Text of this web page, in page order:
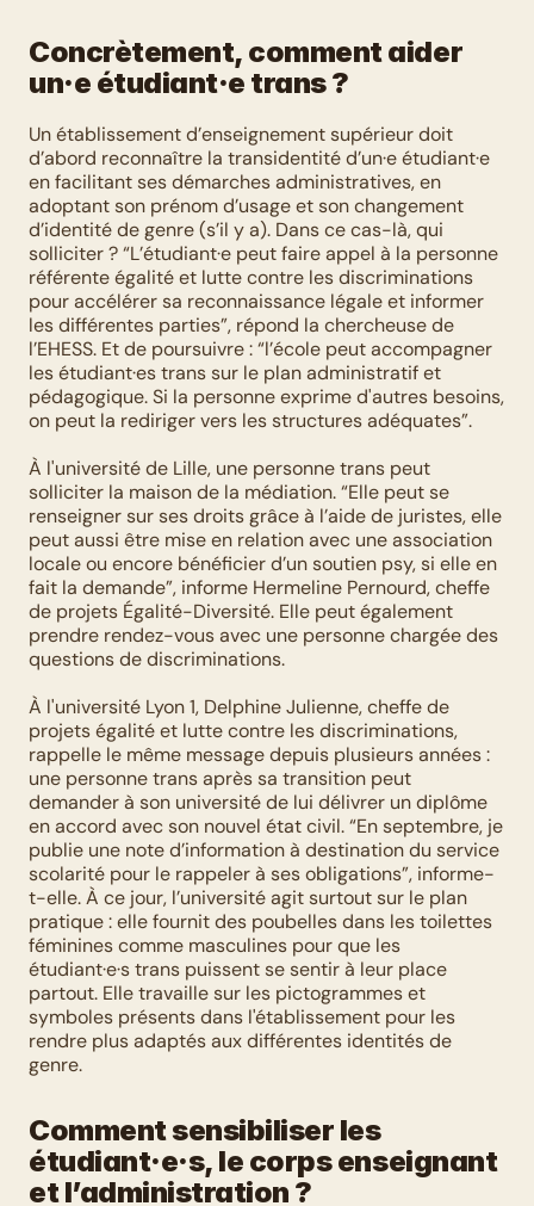
Concrètement, comment aider
un·e étudiant·e trans ?
Un établissement d’enseignement supérieur doit
d’abord reconnaître la transidentité d’un·e étudiant·e
en facilitant ses démarches administratives, en
adoptant son prénom d’usage et son changement
d’identité de genre (s’il y a). Dans ce cas-là, qui
solliciter ? “L’étudiant·e peut faire appel à la personne
référente égalité et lutte contre les discriminations
pour accélérer sa reconnaissance légale et informer
les différentes parties”, répond la chercheuse de
l’EHESS. Et de poursuivre : “l’école peut accompagner
les étudiant·es trans sur le plan administratif et
pédagogique. Si la personne exprime d'autres besoins,
on peut la rediriger vers les structures adéquates”.
À l'université de Lille, une personne trans peut
solliciter la maison de la médiation. “Elle peut se
renseigner sur ses droits grâce à l’aide de juristes, elle
peut aussi être mise en relation avec une association
locale ou encore bénéficier d’un soutien psy, si elle en
fait la demande”, informe Hermeline Pernourd, cheffe
de projets Égalité-Diversité. Elle peut également
prendre rendez-vous avec une personne chargée des
questions de discriminations.
À l'université Lyon 1, Delphine Julienne, cheffe de
projets égalité et lutte contre les discriminations,
rappelle le même message depuis plusieurs années :
une personne trans après sa transition peut
demander à son université de lui délivrer un diplôme
en accord avec son nouvel état civil. “En septembre, je
publie une note d’information à destination du service
scolarité pour le rappeler à ses obligations”, informe-
t-elle. À ce jour, l’université agit surtout sur le plan
pratique : elle fournit des poubelles dans les toilettes
féminines comme masculines pour que les
étudiant·e·s trans puissent se sentir à leur place
partout. Elle travaille sur les pictogrammes et
symboles présents dans l'établissement pour les
rendre plus adaptés aux différentes identités de
genre.
Comment sensibiliser les
étudiant·e·s, le corps enseignant
et l’administration ?